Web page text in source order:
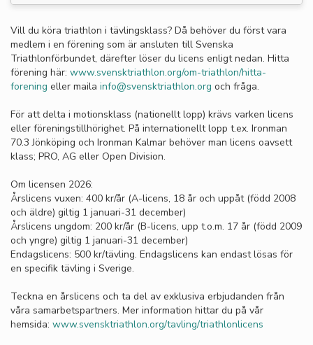
Vill du köra triathlon i tävlingsklass? Då behöver du först vara
medlem i en förening som är ansluten till Svenska
Triathlonförbundet, därefter löser du licens enligt nedan. Hitta
förening här: www.svensktriathlon.org/om-triathlon/hitta-
forening eller maila info@svensktriathlon.org och fråga.
För att delta i motionsklass (nationellt lopp) krävs varken licens
eller föreningstillhörighet. På internationellt lopp t.ex. Ironman
70.3 Jönköping och Ironman Kalmar behöver man licens oavsett
klass; PRO, AG eller Open Division.
Om licensen 2026:
Årslicens vuxen: 400 kr/år (A-licens, 18 år och uppåt (född 2008
och äldre) giltig 1 januari-31 december)
Årslicens ungdom: 200 kr/år (B-licens, upp t.o.m. 17 år (född 2009
och yngre) giltig 1 januari-31 december)
Endagslicens: 500 kr/tävling. Endagslicens kan endast lösas för
en specifik tävling i Sverige.
Teckna en årslicens och ta del av exklusiva erbjudanden från
våra samarbetspartners. Mer information hittar du på vår
hemsida: www.svensktriathlon.org/tavling/triathlonlicens